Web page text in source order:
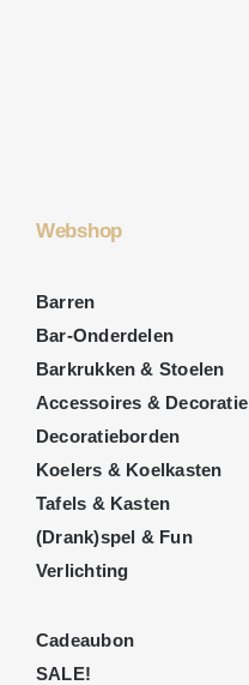
Webshop
Barren
Bar-Onderdelen
Barkrukken & Stoelen
Accessoires & Decoratie
Decoratieborden
Koelers & Koelkasten
Tafels & Kasten
(Drank)spel & Fun
Verlichting
Cadeaubon
SALE!